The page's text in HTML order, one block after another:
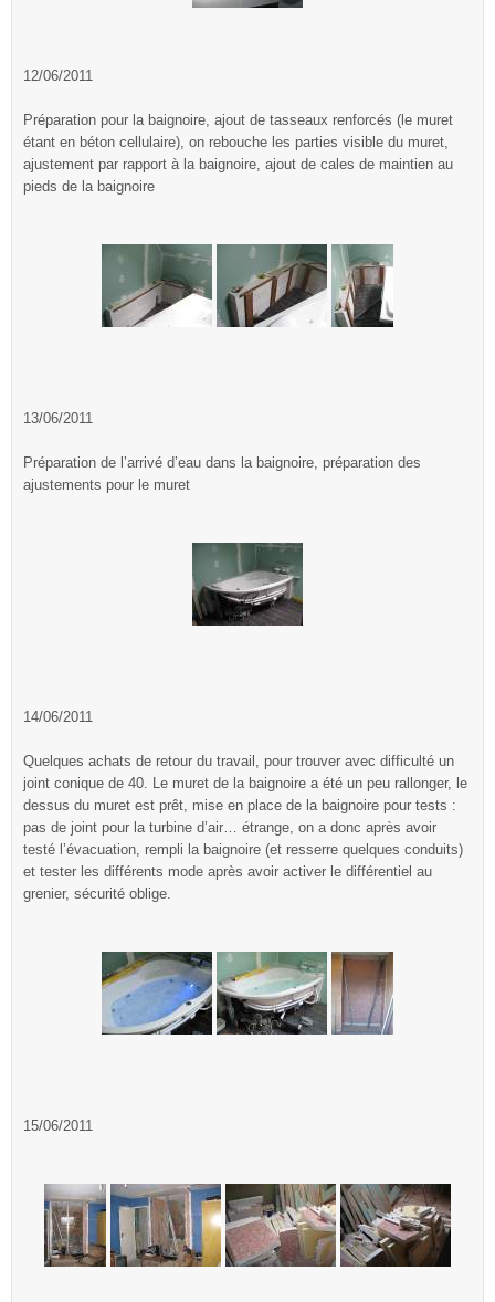
12/06/2011
Préparation pour la baignoire, ajout de tasseaux renforcés (le muret
étant en béton cellulaire), on rebouche les parties visible du muret,
ajustement par rapport à la baignoire, ajout de cales de maintien au
pieds de la baignoire
13/06/2011
Préparation de l’arrivé d’eau dans la baignoire, préparation des
ajustements pour le muret
14/06/2011
Quelques achats de retour du travail, pour trouver avec difficulté un
joint conique de 40. Le muret de la baignoire a été un peu rallonger, le
dessus du muret est prêt, mise en place de la baignoire pour tests :
pas de joint pour la turbine d’air… étrange, on a donc après avoir
testé l’évacuation, rempli la baignoire (et resserre quelques conduits)
et tester les différents mode après avoir activer le différentiel au
grenier, sécurité oblige.
15/06/2011